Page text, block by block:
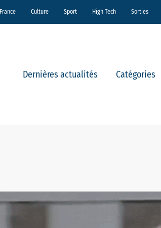
France Culture Sport High Tech Sorties
Dernières actualités Catégories